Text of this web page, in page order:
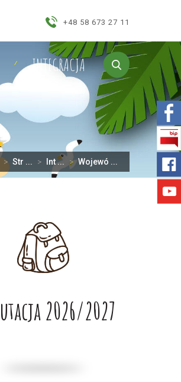
+48 58 673 27 11
INTEGRACJA
> Str ... > Int ... > Wojewó ...
2026/2027